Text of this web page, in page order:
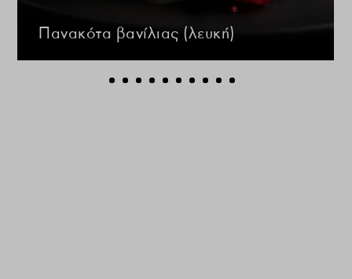
Πανακότα βανίλιας (λευκή)